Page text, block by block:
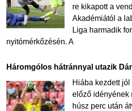
re kikapott a
Akadémiától a
Liga harmadik
nyitómérkőzésén. A
Háromgólos hátránnyal utazik
Hiába kezdett
előző idényének
húsz perc után